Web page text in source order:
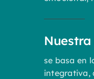
se basa en
integrativa,